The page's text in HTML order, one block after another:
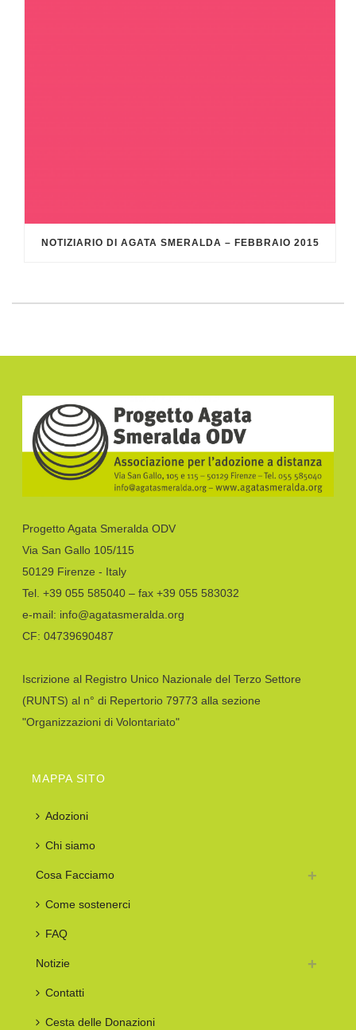
NOTIZIARIO DI AGATA SMERALDA – FEBBRAIO 2015
Progetto Agata Smeralda ODV
Via San Gallo 105/115
50129 Firenze - Italy
Tel. +39 055 585040 – fax +39 055 583032
e-mail: info@agatasmeralda.org
CF: 04739690487
Iscrizione al Registro Unico Nazionale del Terzo Settore
(RUNTS) al n° di Repertorio 79773 alla sezione
"Organizzazioni di Volontariato"
MAPPA SITO
Adozioni
Chi siamo
Cosa Facciamo
Come sostenerci
FAQ
Notizie
Contatti
Cesta delle Donazioni